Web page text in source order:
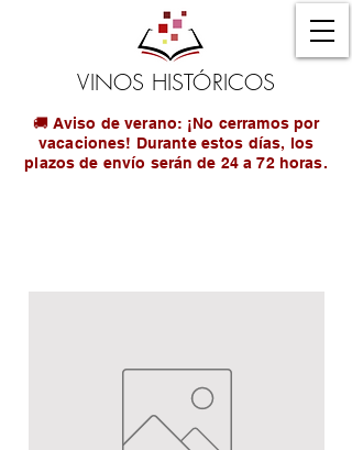
VINOS HISTÓRICOS
🚚 Aviso de verano: ¡No cerramos por
vacaciones! Durante estos días, los
plazos de envío serán de 24 a 72 horas.